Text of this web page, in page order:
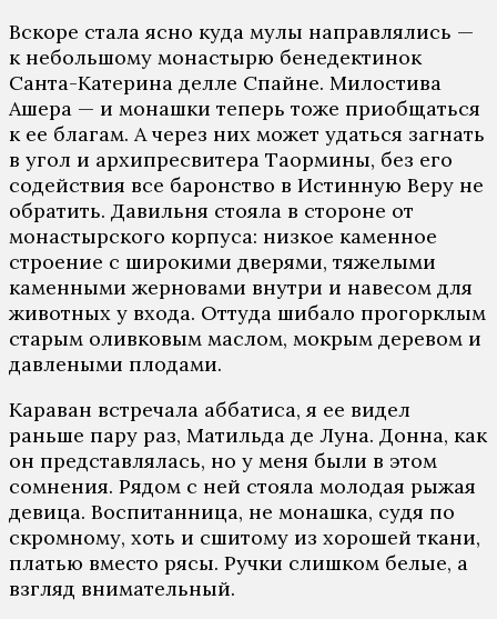
Вскоре стала ясно куда мулы направлялись —
к небольшому монастырю бенедектинок
Санта-Катерина делле Спайне. Милостива
Ашера — и монашки теперь тоже приобщаться
к ее благам. А через них может удаться загнать
в угол и архипресвитера Таормины, без его
содействия все баронство в Истинную Веру не
обратить. Давильня стояла в стороне от
монастырского корпуса: низкое каменное
строение с широкими дверями, тяжелыми
каменными жерновами внутри и навесом для
животных у входа. Оттуда шибало прогорклым
старым оливковым маслом, мокрым деревом и
давлеными плодами.
Караван встречала аббатиса, я ее видел
раньше пару раз, Матильда де Луна. Донна, как
он представлялась, но у меня были в этом
сомнения. Рядом с ней стояла молодая рыжая
девица. Воспитанница, не монашка, судя по
скромному, хоть и сшитому из хорошей ткани,
платью вместо рясы. Ручки слишком белые, а
взгляд внимательный.